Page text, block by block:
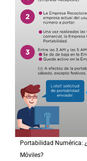
Portabilidad Numérica:
Móviles?